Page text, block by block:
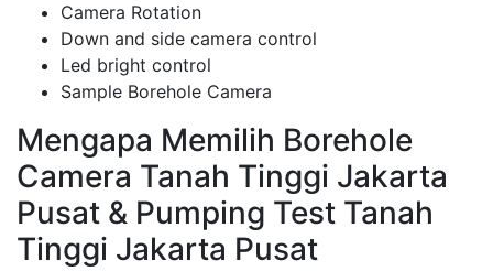
Camera Rotation
Down and side camera control
Led bright control
Sample Borehole Camera
Mengapa Memilih Borehole
Camera Tanah Tinggi Jakarta
Pusat & Pumping Test Tanah
Tinggi Jakarta Pusat